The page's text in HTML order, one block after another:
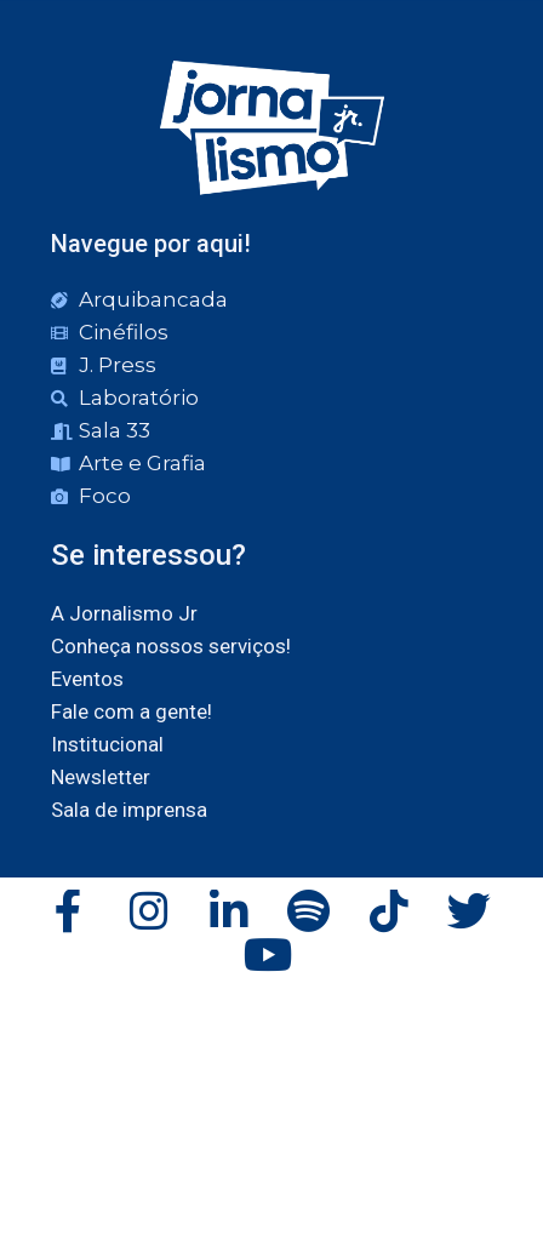
Navegue por aqui!
Arquibancada
Cinéfilos
J. Press
Laboratório
Sala 33
Arte e Grafia
Foco
Se interessou?
A Jornalismo Jr
Conheça nossos serviços!
Eventos
Fale com a gente!
Institucional
Newsletter
Sala de imprensa